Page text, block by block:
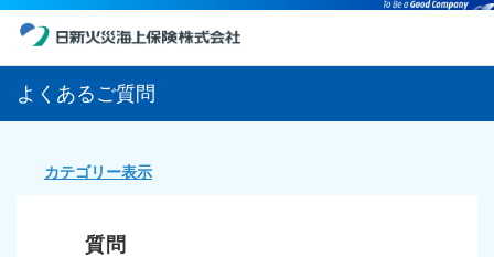
よくあるご質問
カテゴリー表示